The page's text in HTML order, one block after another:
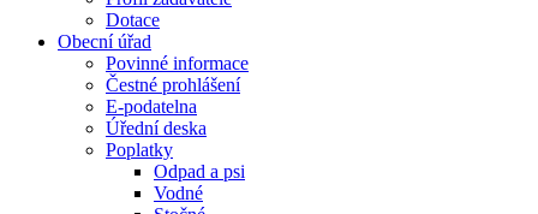
Dotace
Obecní úřad
Povinné informace
Čestné prohlášení
E-podatelna
Úřední deska
Poplatky
Odpad a psi
Vodné